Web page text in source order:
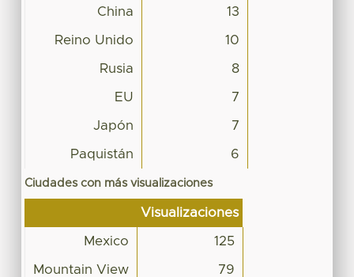
China 13
Reino Unido 10
Rusia 8
EU 7
Japón 7
Paquistán 6
Ciudades con más visualizaciones
Visualizaciones
Mexico 125
Mountain View 79